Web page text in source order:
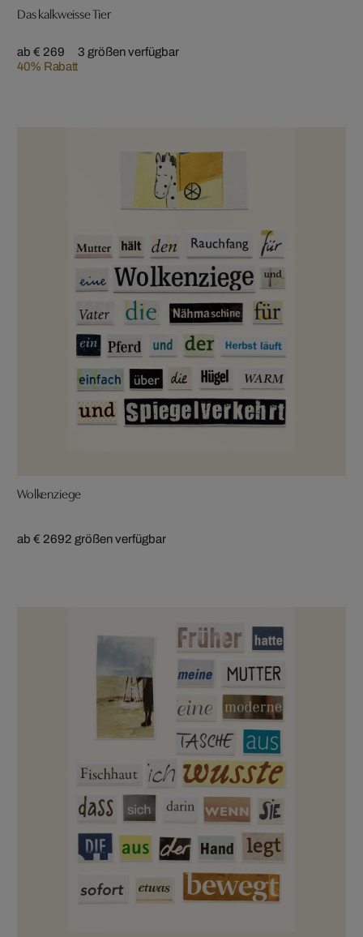
Das kalkweisse Tier
ab € 269
40% Rabatt
3 größen verfügbar
Wolkenziege
ab € 2692 größen verfügbar